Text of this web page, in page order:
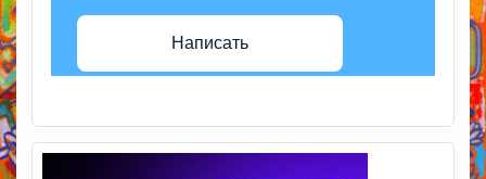
Написать